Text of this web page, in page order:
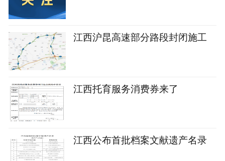
江西沪昆高速部分路段封闭施工
江西托育服务消费券来了
江西公布首批档案文献遗产名录